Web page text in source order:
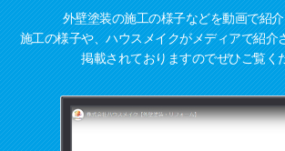
外壁塗装の施工の様子などを動画で紹
施工の様子や、ハウスメイクがメディアで紹介
掲載されておりますのでぜひご覧く